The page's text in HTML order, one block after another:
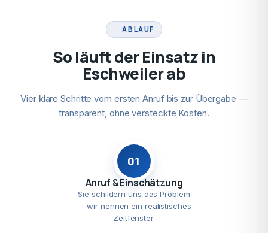
ABLAUF
So läuft der Einsatz in
Eschweiler ab
Vier klare Schritte vom ersten Anruf bis zur Übergabe —
transparent, ohne versteckte Kosten.
01
Anruf & Einschätzung
Sie schildern uns das Problem
— wir nennen ein realistisches
Zeitfenster.